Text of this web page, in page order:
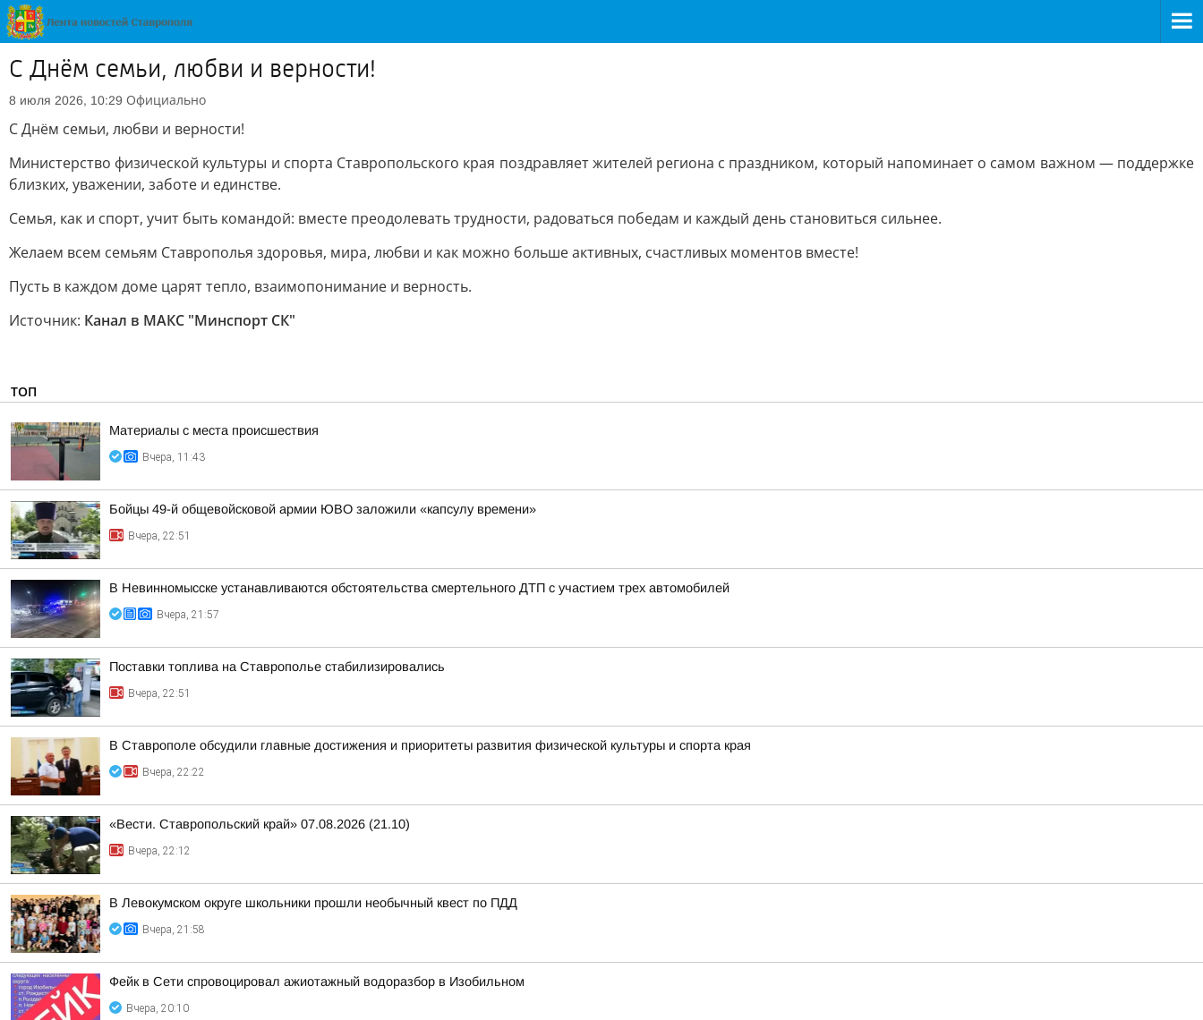
С Днём семьи, любви и верности!
8 июля 2026, 10:29 Официально
С Днём семьи, любви и верности!
Министерство физической культуры и спорта Ставропольского края поздравляет жителей региона с праздником, который напоминает о самом важном — поддержке
близких, уважении, заботе и единстве.
Семья, как и спорт, учит быть командой: вместе преодолевать трудности, радоваться победам и каждый день становиться сильнее.
Желаем всем семьям Ставрополья здоровья, мира, любви и как можно больше активных, счастливых моментов вместе!
Пусть в каждом доме царят тепло, взаимопонимание и верность.
Источник: Канал в МАКС "Минспорт СК"
ТОП
Материалы с места происшествия
Вчера, 11:43
Бойцы 49-й общевойсковой армии ЮВО заложили «капсулу времени»
Вчера, 22:51
В Невинномысске устанавливаются обстоятельства смертельного ДТП с участием трех автомобилей
Вчера, 21:57
Поставки топлива на Ставрополье стабилизировались
Вчера, 22:51
В Ставрополе обсудили главные достижения и приоритеты развития физической культуры и спорта края
Вчера, 22:22
«Вести. Ставропольский край» 07.08.2026 (21.10)
Вчера, 22:12
В Левокумском округе школьники прошли необычный квест по ПДД
Вчера, 21:58
Фейк в Сети спровоцировал ажиотажный водоразбор в Изобильном
Вчера, 20:10